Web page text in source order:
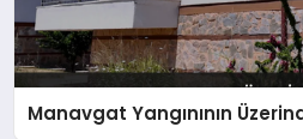
Manavgat Yangınının